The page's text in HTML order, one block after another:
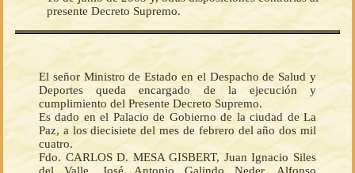
presente Decreto Supremo.
El señor Ministro de Estado en el Despacho de Salud y
Deportes queda encargado de la ejecución y
cumplimiento del Presente Decreto Supremo.
Es dado en el Palacio de Gobierno de la ciudad de La
Paz, a los diecisiete del mes de febrero del año dos mil
cuatro.
Fdo. CARLOS D. MESA GISBERT, Juan Ignacio Siles